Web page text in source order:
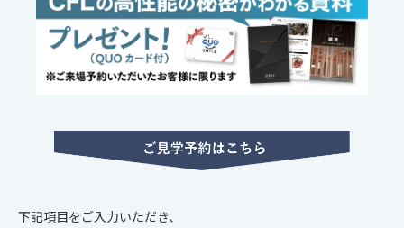
下記項目をご入力いただき、